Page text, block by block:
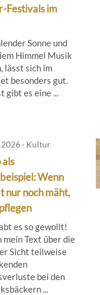
Festivals im
Sonne und
Himmel Musik
lässt sich im
besonders gut.
gibt es eine ...
· Kultur
Wenn
nur noch mäht,
es so gewollt!
mein Text über die
Sicht teilweise
bei den
...